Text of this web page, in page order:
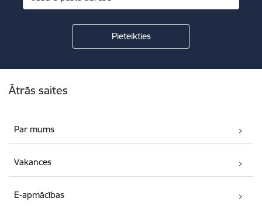
Ātrās saites
Par mums
Vakances
E-apmācības